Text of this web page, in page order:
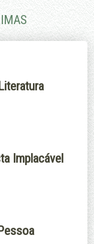
Implacável